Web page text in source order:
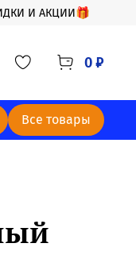
И АКЦИИ🎁
0 ₽
Все товары